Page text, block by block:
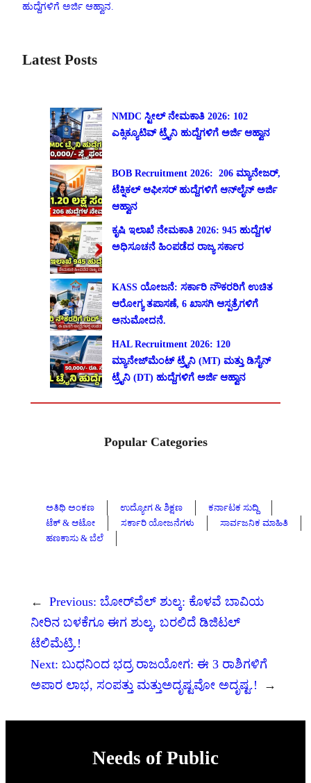
ಹುದ್ದೆಗಳಿಗೆ ಅರ್ಜಿ ಆಹ್ವಾನ.
Latest Posts
NMDC ಸ್ಟೀಲ್ ನೇಮಕಾತಿ 2026: 102
ಎಕ್ಸಿಕ್ಯೂಟಿವ್ ಟ್ರೈನಿ ಹುದ್ದೆಗಳಿಗೆ ಅರ್ಜಿ ಆಹ್ವಾನ
BOB Recruitment 2026: 206 ಮ್ಯಾನೇಜರ್,
ಟೆಕ್ನಿಕಲ್ ಆಫೀಸರ್ ಹುದ್ದೆಗಳಿಗೆ ಆನ್‌ಲೈನ್ ಅರ್ಜಿ
ಆಹ್ವಾನ
ಕೃಷಿ ಇಲಾಖೆ ನೇಮಕಾತಿ 2026: 945 ಹುದ್ದೆಗಳ
ಅಧಿಸೂಚನೆ ಹಿಂಪಡೆದ ರಾಜ್ಯ ಸರ್ಕಾರ
KASS ಯೋಜನೆ: ಸರ್ಕಾರಿ ನೌಕರರಿಗೆ ಉಚಿತ
ಆರೋಗ್ಯ ತಪಾಸಣೆ, 6 ಖಾಸಗಿ ಆಸ್ಪತ್ರೆಗಳಿಗೆ
ಅನುಮೋದನೆ.
HAL Recruitment 2026: 120
ಮ್ಯಾನೇಜ್‌ಮೆಂಟ್ ಟ್ರೈನಿ (MT) ಮತ್ತು ಡಿಸೈನ್
ಟ್ರೈನಿ (DT) ಹುದ್ದೆಗಳಿಗೆ ಅರ್ಜಿ ಆಹ್ವಾನ
Popular Categories
ಅತಿಥಿ ಅಂಕಣ ಉದ್ಯೋಗ & ಶಿಕ್ಷಣ
ಕರ್ನಾಟಕ ಸುದ್ದಿ
ಟೆಕ್ & ಆಟೋ
ಸರ್ಕಾರಿ ಯೋಜನೆಗಳು
ಸಾರ್ವಜನಿಕ ಮಾಹಿತಿ
ಹಣಕಾಸು & ಬೆಲೆ
← Previous: ಬೋರ್‌ವೆಲ್ ಶುಲ್ಕ: ಕೊಳವೆ ಬಾವಿಯ
ನೀರಿನ ಬಳಕೆಗೂ ಈಗ ಶುಲ್ಕ, ಬರಲಿದೆ ಡಿಜಿಟಲ್
ಟೆಲಿಮೆಟ್ರಿ.!
Next: ಬುಧನಿಂದ ಭದ್ರ ರಾಜಯೋಗ: ಈ 3 ರಾಶಿಗಳಿಗೆ
ಅಪಾರ ಲಾಭ, ಸಂಪತ್ತು ಮತ್ತುಅದೃಷ್ಟವೋ ಅದೃಷ್ಟ.!
→
Needs of Public